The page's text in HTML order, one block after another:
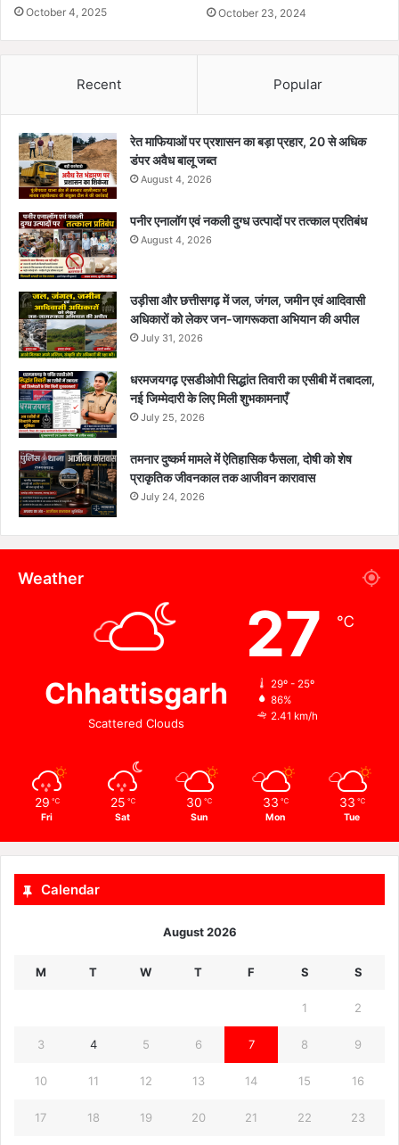
October 4, 2025 October 23, 2024
Recent Popular
रेत माफियाओं पर प्रशासन का बड़ा प्रहार, 20 से अधिक
डंपर अवैध बालू जब्त
August 4, 2026
पनीर एनालॉग एवं नकली दुग्ध उत्पादों पर तत्काल प्रतिबंध
August 4, 2026
उड़ीसा और छत्तीसगढ़ में जल, जंगल, जमीन एवं आदिवासी
अधिकारों को लेकर जन-जागरूकता अभियान की अपील
July 31, 2026
धरमजयगढ़ एसडीओपी सिद्धांत तिवारी का एसीबी में तबादला,
नई जिम्मेदारी के लिए मिली शुभकामनाएँ
July 25, 2026
तमनार दुष्कर्म मामले में ऐतिहासिक फैसला, दोषी को शेष
प्राकृतिक जीवनकाल तक आजीवन कारावास
July 24, 2026
Weather
Chhattisgarh
Scattered Clouds
27 ℃
29º - 25º
86%
2.41 km/h
29 ℃
Fri
25 ℃
Sat
30 ℃
Sun
33 ℃
Mon
33 ℃
Tue
Calendar
August 2026
M T W T F S S
1 2
3 4 5 6 7 8 9
10 11 12 13 14 15 16
17 18 19 20 21 22 23